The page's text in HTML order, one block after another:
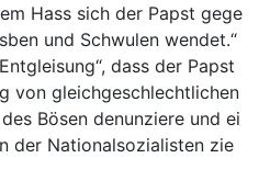
Hass sich der Papst gege
und Schwulen wendet.“
dass der Papst
von gleichgeschlechtlichen
Bösen denunziere und ei
der Nationalsozialisten zie